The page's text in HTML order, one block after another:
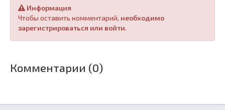
Информация
Чтобы оставить комментарий, необходимо
зарегистрироваться или войти.
Комментарии (0)